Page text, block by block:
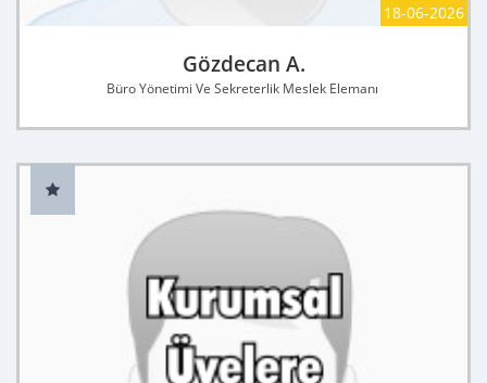
18-06-2026
Gözdecan A.
Büro Yönetimi Ve Sekreterlik Meslek Elemanı